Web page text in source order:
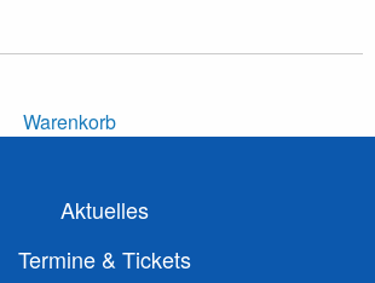
Warenkorb
Aktuelles
Termine & Tickets